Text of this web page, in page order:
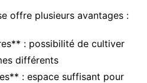
offre plusieurs avantages :
: possibilité de cultiver
différents
: espace suffisant pour